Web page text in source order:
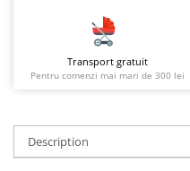
Transport gratuit
Pentru comenzi mai mari de 300 lei
Description